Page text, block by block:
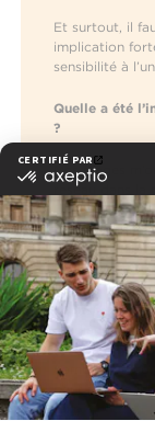
Et surtout, il
implication
sensibilité à
Quelle a été
?
Mes stages
réseau dans la
Chez Vuitton,
devenue amie
poste s’est
et
Je reste
étudiants de
combien un
peut aider à
luxe